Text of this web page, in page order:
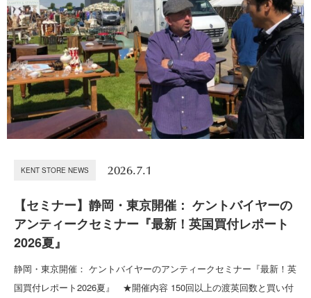
KENT STORE NEWS 2026.7.1
【セミナー】静岡・東京開催： ケントバイヤーの
アンティークセミナー『最新！英国買付レポート
2026夏』
静岡・東京開催： ケントバイヤーのアンティークセミナー『最新！英
国買付レポート2026夏』 ★開催内容 150回以上の渡英回数と買い付